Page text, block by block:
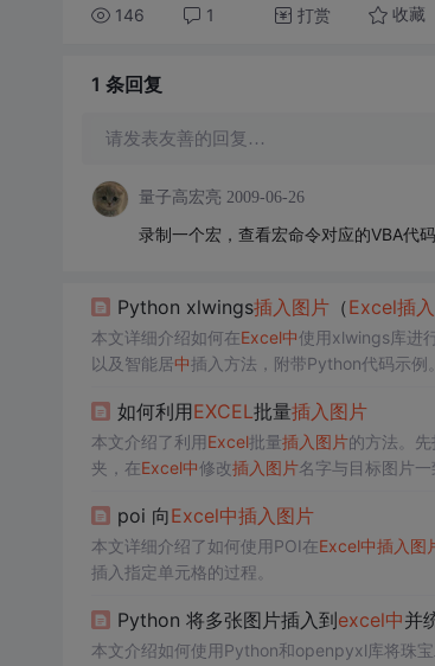
146 1 打赏 收藏
1 条回复
请发表友善的回复…
量子高宏亮 2009-06-26
录制一个宏，查看宏命令对应的VBA代码
Python xlwings插入图片（Excel插
本文详细介绍如何在Excel中使用xlwings库进
以及智能居中插入方法，附带Python代码示例。
如何利用EXCEL批量插入图片
本文介绍了利用Excel批量插入图片的方法。
夹，在Excel中修改插入图片名字与目标图片
poi 向Excel中插入图片
本文详细介绍了如何使用POI在Excel中插入图
插入指定单元格的过程。
Python 将多张图片插入到excel中并
本文介绍如何使用Python和openpyxl库将珠